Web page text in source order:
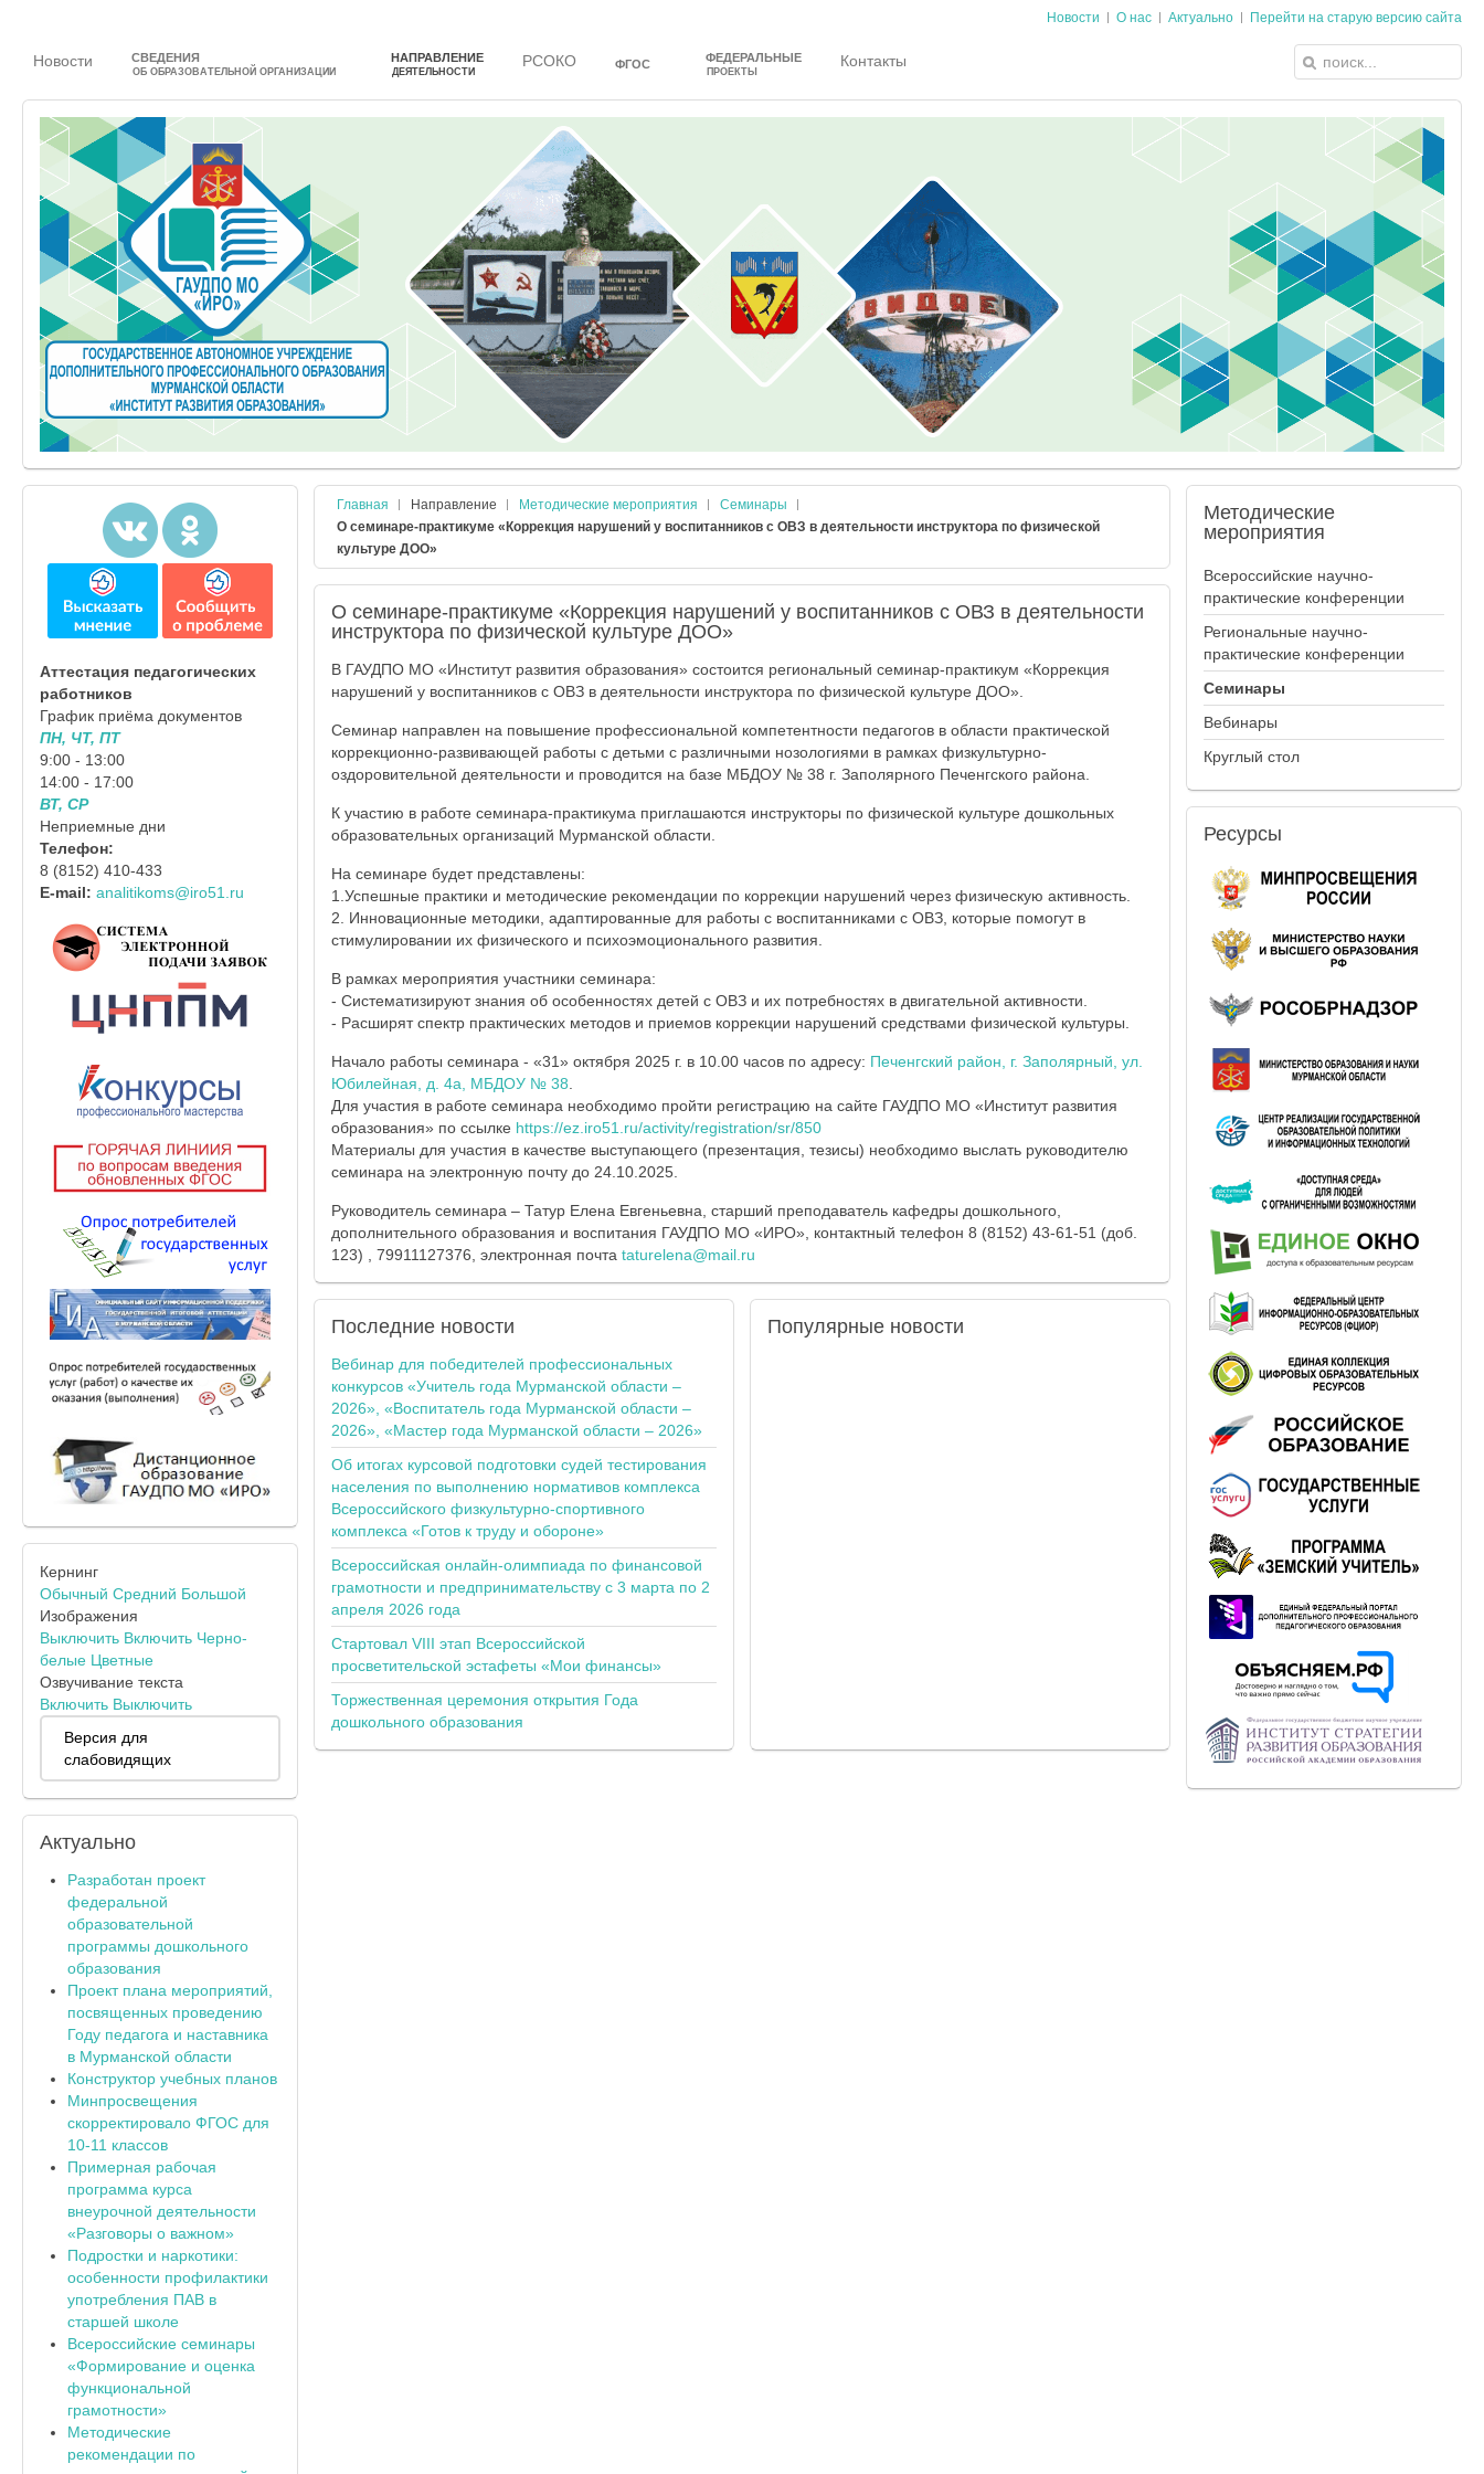
Новости О нас Актуально Перейти на старую версию сайта
Новости СВЕДЕНИЯ
ОБ ОБРАЗОВАТЕЛЬНОЙ ОРГАНИЗАЦИИ
НАПРАВЛЕНИЕ
ДЕЯТЕЛЬНОСТИ
РСОКО ФГОС ФЕДЕРАЛЬНЫЕ
ПРОЕКТЫ
Контакты
Главная Направление Методические мероприятия
Семинары
О семинаре-практикуме «Коррекция нарушений у воспитанников с ОВЗ в деятельности инструктора по физической
культуре ДОО»
О семинаре-практикуме «Коррекция нарушений у воспитанников с ОВЗ в деятельности
инструктора по физической культуре ДОО»
В ГАУДПО МО «Институт развития образования» состоится региональный семинар-практикум «Коррекция
нарушений у воспитанников с ОВЗ в деятельности инструктора по физической культуре ДОО».
Семинар направлен на повышение профессиональной компетентности педагогов в области практической
коррекционно-развивающей работы с детьми с различными нозологиями в рамках физкультурно-
оздоровительной деятельности и проводится на базе МБДОУ № 38 г. Заполярного Печенгского района.
К участию в работе семинара-практикума приглашаются инструкторы по физической культуре дошкольных
образовательных организаций Мурманской области.
На семинаре будет представлены:
1.Успешные практики и методические рекомендации по коррекции нарушений через физическую активность.
2. Инновационные методики, адаптированные для работы с воспитанниками с ОВЗ, которые помогут в
стимулировании их физического и психоэмоционального развития.
В рамках мероприятия участники семинара:
- Систематизируют знания об особенностях детей с ОВЗ и их потребностях в двигательной активности.
- Расширят спектр практических методов и приемов коррекции нарушений средствами физической культуры.
Начало работы семинара - «31» октября 2025 г. в 10.00 часов по адресу: Печенгский район, г. Заполярный, ул.
Юбилейная, д. 4а, МБДОУ № 38
Для участия в работе семинара необходимо пройти регистрацию на сайте ГАУДПО МО «Институт развития
образования» по ссылке https://ez.iro51.ru/activity/registration/sr/850
Материалы для участия в качестве выступающего (презентация, тезисы) необходимо выслать руководителю
семинара на электронную почту до 24.10.2025.
Руководитель семинара – Татур Елена Евгеньевна, старший преподаватель кафедры дошкольного,
дополнительного образования и воспитания ГАУДПО МО «ИРО», контактный телефон 8 (8152) 43-61-51 (доб.
123) , 79911127376, электронная почта taturelena@mail.ru
Последниеновости
Вебинар для победителей профессиональных
конкурсов «Учитель года Мурманской области –
2026», «Воспитатель года Мурманской области –
2026», «Мастер года Мурманской области – 2026»
Об итогах курсовой подготовки судей тестирования
населения по выполнению нормативов комплекса
Всероссийского физкультурно-спортивного
комплекса «Готов к труду и обороне»
Всероссийская онлайн-олимпиада по финансовой
грамотности и предпринимательству с 3 марта по 2
апреля 2026 года
Стартовал VIII этап Всероссийской
просветительской эстафеты «Мои финансы»
Торжественная церемония открытия Года
дошкольного образования
Популярныеновости
Аттестация педагогических
работников
График приёма документов
ПН, ЧТ, ПТ
9:00 - 13:00
14:00 - 17:00
ВТ, СР
Неприемные дни
Телефон:
8 (8152) 410-433
E-mail: analitikoms@iro51.ru
Кернинг
Обычный Средний Большой
Изображения
Выключить Включить Черно-
белые Цветные
Озвучивание текста
Включить Выключить
Версия для
слабовидящих
Актуально
Разработан проект
федеральной
образовательной
программы дошкольного
образования
Проект плана мероприятий,
посвященных проведению
Году педагога и наставника
в Мурманской области
Конструктор учебных планов
Минпросвещения
скорректировало ФГОС для
10-11 классов
Примерная рабочая
программа курса
внеурочной деятельности
«Разговоры о важном»
Подростки и наркотики:
особенности профилактики
употребления ПАВ в
старшей школе
Всероссийские семинары
«Формирование и оценка
функциональной
грамотности»
Методические
рекомендации по
Методические
мероприятия
Всероссийские научно-
практические конференции
Региональные научно-
практические конференции
Семинары
Вебинары
Круглый стол
Ресурсы